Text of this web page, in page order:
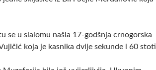
se u slalomu našla 17-godšnja crnogorska
koja je kasnika dvije sekunde i 60